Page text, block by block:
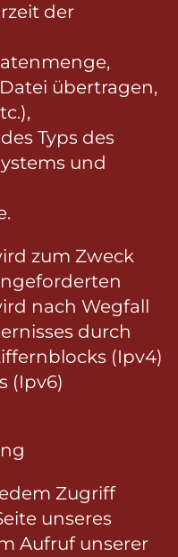
der
übertragen,
Typs des
und
zum Zweck
nach Wegfall
durch
(Ipv4)
(Ipv6)
Zugriff
unseres
Aufruf unserer